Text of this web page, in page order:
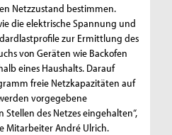
Netzzustand bestimmen.
die elektrische Spannung und
zur Ermittlung des
von Geräten wie Backofen
eines Haushalts. Darauf
freie Netzkapazitäten auf
vorgegebene
des Netzes eingehalten“,
Mitarbeiter André Ulrich.